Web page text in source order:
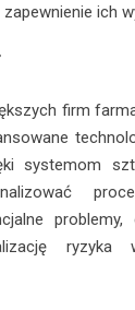
ich
firm
systemom
ryzyka